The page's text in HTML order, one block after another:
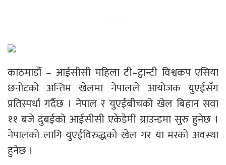
काठमाडौँ – आईसीसी महिला टी–ट्वान्टी विश्वकप एसिया
छनोटको अन्तिम खेलमा नेपालले आयोजक युएईसँग
प्रतिस्पर्धा गर्दैछ । नेपाल र युएईबीचको खेल बिहान सवा
११ बजे दुबईको आईसीसी एकेडेमी ग्राउन्डमा सुरु हुनेछ ।
नेपालको लागि युएईविरुद्धको खेल गर या मरको अवस्था
हुनेछ ।